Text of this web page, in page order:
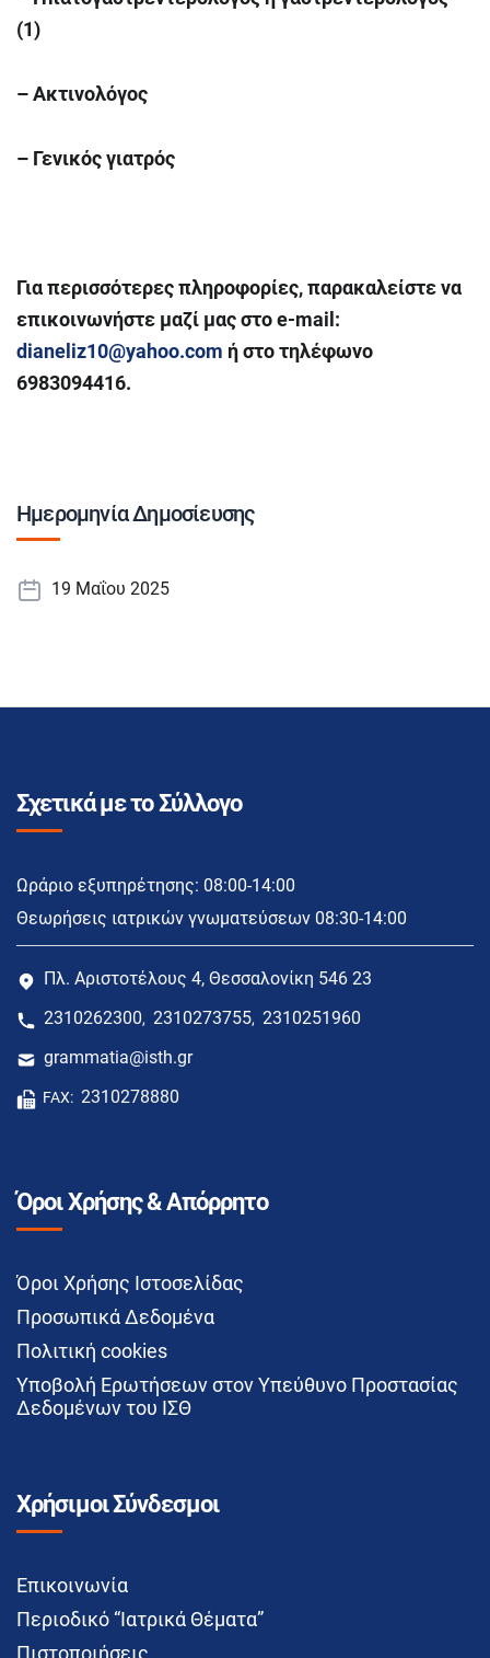
(1)
–Aκτινολόγος
– Γενικός γιατρός
Για περισσότερες πληροφορίες, παρακαλείστε να
επικοινωνήστε μαζί μας στο e-mail:
dianeliz10@yahoo.com ή στο τηλέφωνο
6983094416.
Ημερομηνία Δημοσίευσης
19 Μαΐου 2025
Σχετικά με το Σύλλογο
Ωράριο εξυπηρέτησης: 08:00-14:00
Θεωρήσεις ιατρικών γνωματεύσεων 08:30-14:00
Πλ. Αριστοτέλους 4, Θεσσαλονίκη 546 23
2310262300, 2310273755, 2310251960
grammatia@isth.gr
FAX: 2310278880
Όροι Χρήσης & Απόρρητο
Όροι Χρήσης Ιστοσελίδας
Προσωπικά Δεδομένα
Πολιτική cookies
Υποβολή Ερωτήσεων στον Υπεύθυνο Προστασίας
Δεδομένων του ΙΣΘ
Χρήσιμοι Σύνδεσμοι
Επικοινωνία
Περιοδικό “Ιατρικά Θέματα”
Πιστοποιήσεις